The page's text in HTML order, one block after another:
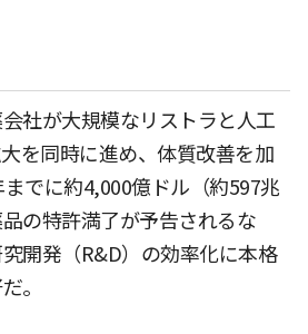
社が大規模なリストラと人工
を同時に進め、体質改善を加
でに約4,000億ドル（約597兆
の特許満了が予告されるな
開発（R&D）の効率化に本格
。